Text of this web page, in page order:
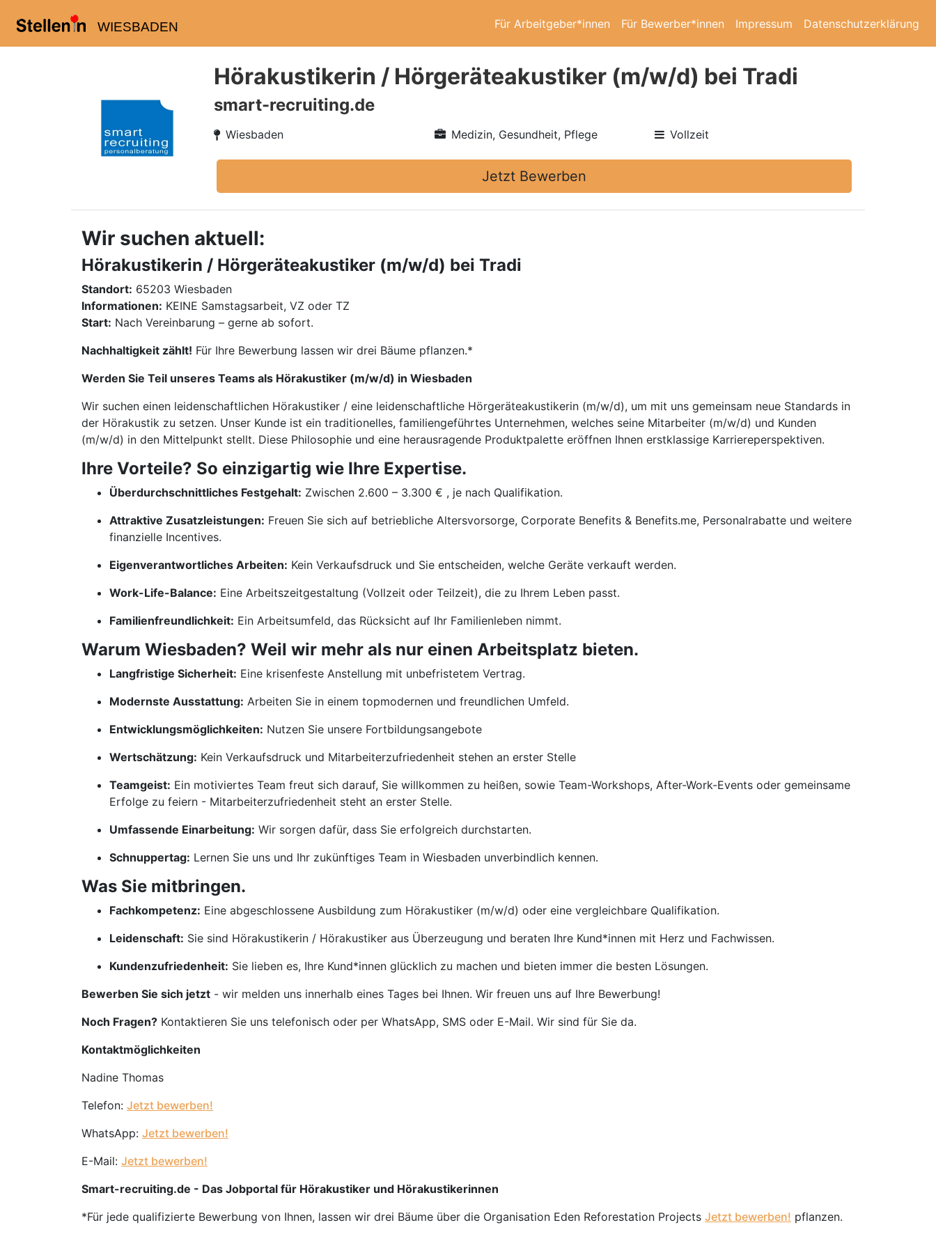
WIESBADEN Für Arbeitgeber*innen Für Bewerber*innen Impressum Datenschutzerklärung
Hörakustikerin / Hörgeräteakustiker (m/w/d) bei Tradi
smart-recruiting.de
Wiesbaden Medizin, Gesundheit, Pflege Vollzeit
Jetzt Bewerben
Wir suchen aktuell:
Hörakustikerin / Hörgeräteakustiker (m/w/d) bei Tradi
Standort: 65203 Wiesbaden
Informationen: KEINE Samstagsarbeit, VZ oder TZ
Start: Nach Vereinbarung – gerne ab sofort.
Nachhaltigkeit zählt! Für Ihre Bewerbung lassen wir drei Bäume pflanzen.*
Werden Sie Teil unseres Teams als Hörakustiker (m/w/d) in Wiesbaden
Wir suchen einen leidenschaftlichen Hörakustiker / eine leidenschaftliche Hörgeräteakustikerin (m/w/d), um mit uns gemeinsam neue Standards in
der Hörakustik zu setzen. Unser Kunde ist ein traditionelles, familiengeführtes Unternehmen, welches seine Mitarbeiter (m/w/d) und Kunden
(m/w/d) in den Mittelpunkt stellt. Diese Philosophie und eine herausragende Produktpalette eröffnen Ihnen erstklassige Karriereperspektiven.
Ihre Vorteile? So einzigartig wie Ihre Expertise.
Überdurchschnittliches Festgehalt: Zwischen 2.600 – 3.300 € , je nach Qualifikation.
Attraktive Zusatzleistungen: Freuen Sie sich auf betriebliche Altersvorsorge, Corporate Benefits & Benefits.me, Personalrabatte und weitere
finanzielle Incentives.
Eigenverantwortliches Arbeiten: Kein Verkaufsdruck und Sie entscheiden, welche Geräte verkauft werden.
Work-Life-Balance: Eine Arbeitszeitgestaltung (Vollzeit oder Teilzeit), die zu Ihrem Leben passt.
Familienfreundlichkeit: Ein Arbeitsumfeld, das Rücksicht auf Ihr Familienleben nimmt.
Warum Wiesbaden? Weil wir mehr als nur einen Arbeitsplatz bieten.
Langfristige Sicherheit: Eine krisenfeste Anstellung mit unbefristetem Vertrag.
Modernste Ausstattung: Arbeiten Sie in einem topmodernen und freundlichen Umfeld.
Entwicklungsmöglichkeiten: Nutzen Sie unsere Fortbildungsangebote
Wertschätzung: Kein Verkaufsdruck und Mitarbeiterzufriedenheit stehen an erster Stelle
Teamgeist: Ein motiviertes Team freut sich darauf, Sie willkommen zu heißen, sowie Team-Workshops, After-Work-Events oder gemeinsame
Erfolge zu feiern - Mitarbeiterzufriedenheit steht an erster Stelle.
Umfassende Einarbeitung: Wir sorgen dafür, dass Sie erfolgreich durchstarten.
Schnuppertag: Lernen Sie uns und Ihr zukünftiges Team in Wiesbaden unverbindlich kennen.
Was Sie mitbringen.
Fachkompetenz: Eine abgeschlossene Ausbildung zum Hörakustiker (m/w/d) oder eine vergleichbare Qualifikation.
Leidenschaft: Sie sind Hörakustikerin / Hörakustiker aus Überzeugung und beraten Ihre Kund*innen mit Herz und Fachwissen.
Kundenzufriedenheit: Sie lieben es, Ihre Kund*innen glücklich zu machen und bieten immer die besten Lösungen.
Bewerben Sie sich jetzt - wir melden uns innerhalb eines Tages bei Ihnen. Wir freuen uns auf Ihre Bewerbung!
Noch Fragen? Kontaktieren Sie uns telefonisch oder per WhatsApp, SMS oder E-Mail. Wir sind für Sie da.
Kontaktmöglichkeiten
Nadine Thomas
Telefon: Jetzt bewerben!
WhatsApp: Jetzt bewerben!
E-Mail: Jetzt bewerben!
Smart-recruiting.de - Das Jobportal für Hörakustiker und Hörakustikerinnen
*Für jede qualifizierte Bewerbung von Ihnen, lassen wir drei Bäume über die Organisation Eden Reforestation Projects Jetzt bewerben! pflanzen.